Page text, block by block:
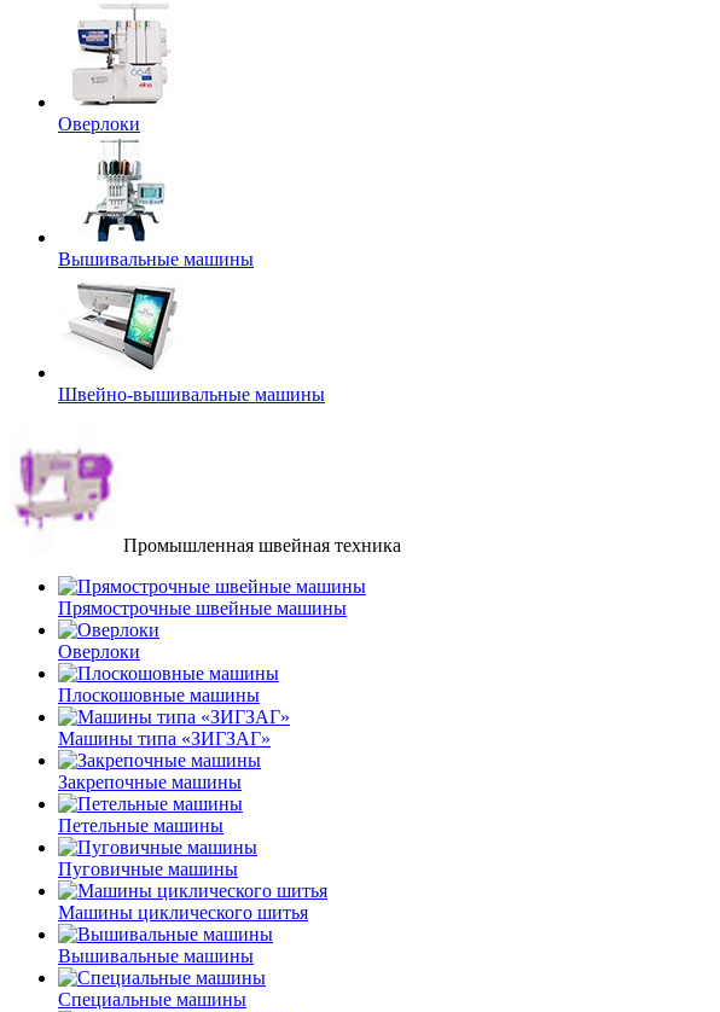
Оверлоки
Вышивальные машины
Швейно-вышивальные машины
Промышленная швейная техника
Прямострочные швейные машины
Оверлоки
Плоскошовные машины
Машины типа «ЗИГЗАГ»
Закрепочные машины
Петельные машины
Пуговичные машины
Машины циклического шитья
Вышивальные машины
Специальные машины